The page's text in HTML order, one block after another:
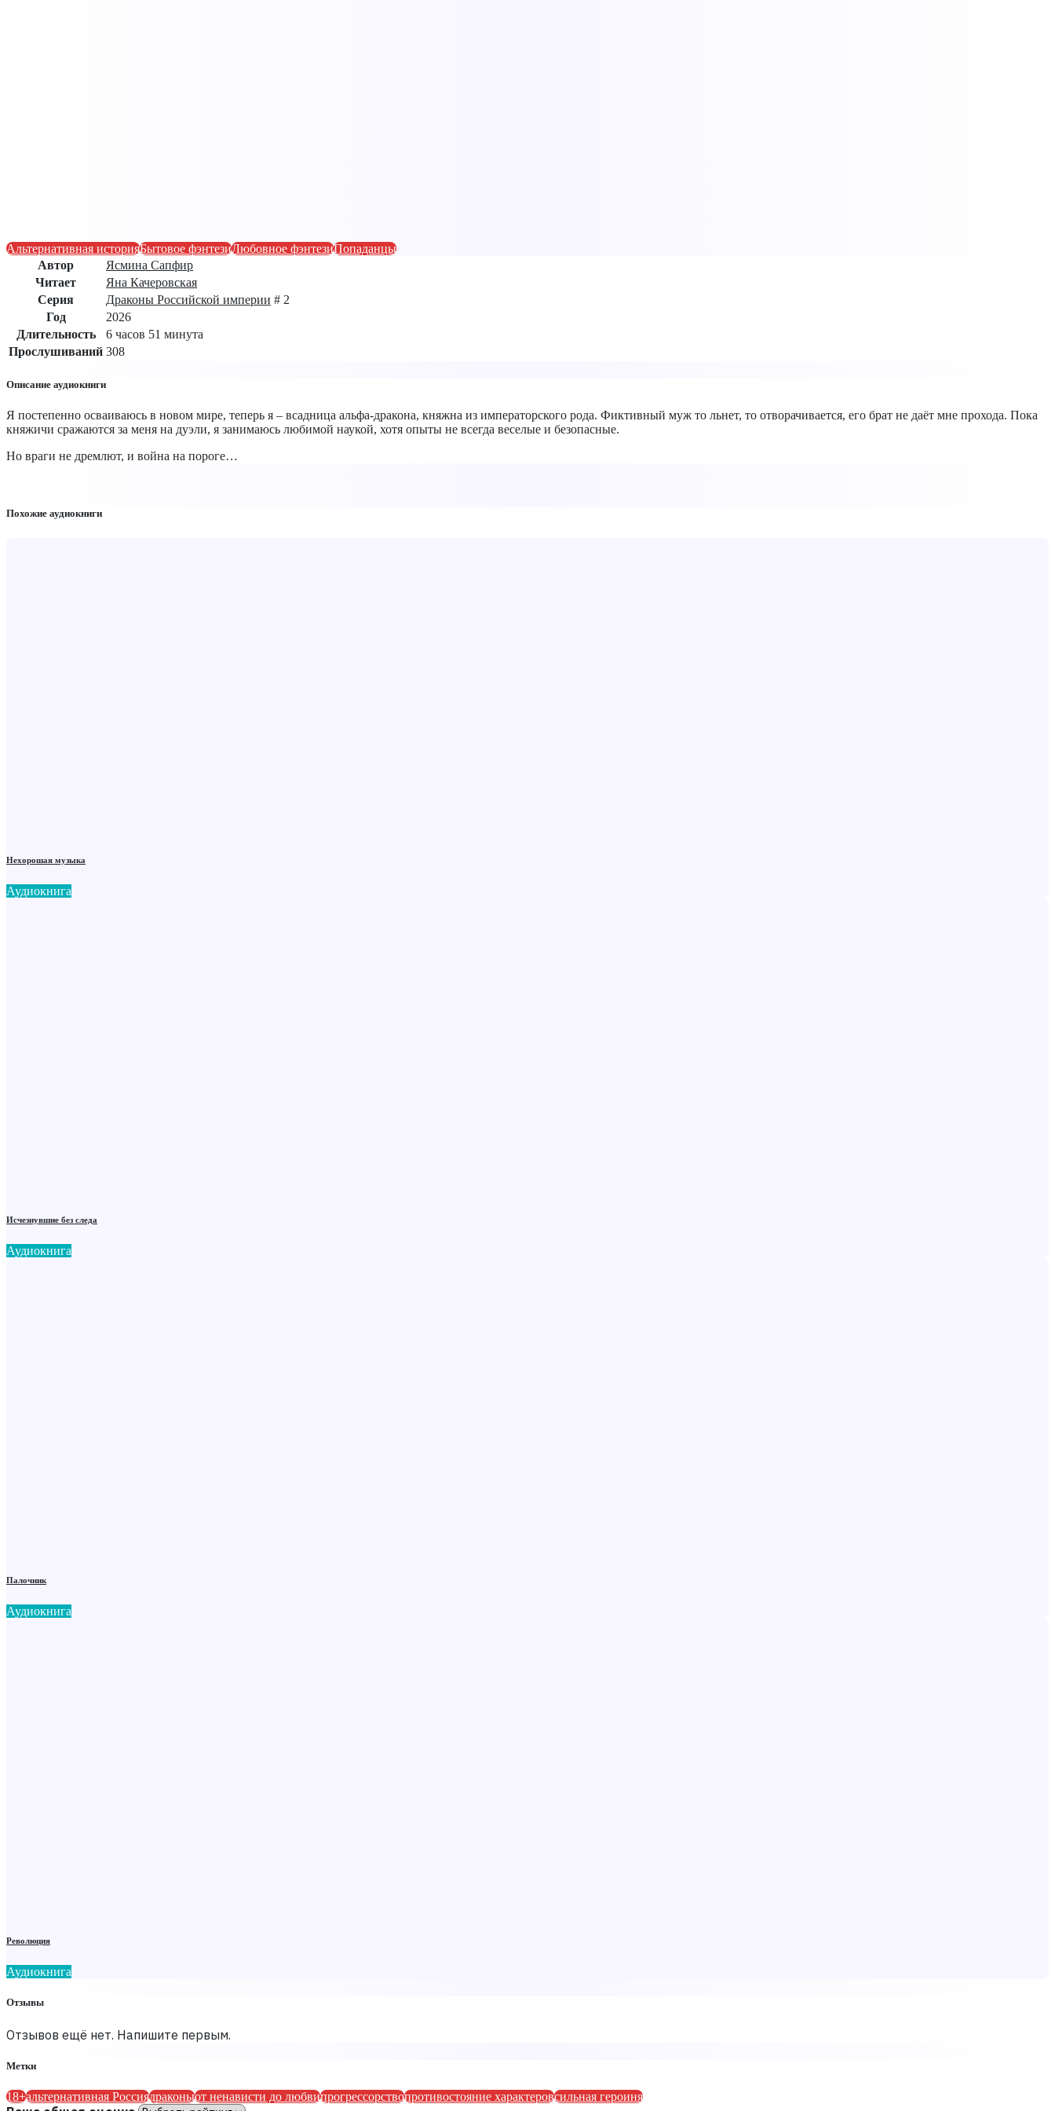
Альтернативная историяБытовое фэнтезиЛюбовное фэнтезиПопаданцы
Автор
Ясмина Сапфир
Читает
Яна Качеровская
Серия
Драконы Российской империи # 2
Год
2026
Длительность
6 часов 51 минута
Прослушиваний 308
Описание аудиокниги
Я постепенно осваиваюсь в новом мире, теперь я – всадница альфа-дракона, княжна из императорского рода. Фиктивный муж то льнет, то отворачивается, его брат не даёт мне прохода. Пока
княжичи сражаются за меня на дуэли, я занимаюсь любимой наукой, хотя опыты не всегда веселые и безопасные.
Но враги не дремлют, и война на пороге…
Похожие аудиокниги
Нехорошая музыка
Аудиокнига
Исчезнувшие без следа
Аудиокнига
Палочник
Аудиокнига
Революция
Аудиокнига
Отзывы
Отзывов ещё нет. Напишите первым.
Метки
18+альтернативная Россиядраконыот ненависти до любвипрогрессорствопротивостояние характеровсильная героиня